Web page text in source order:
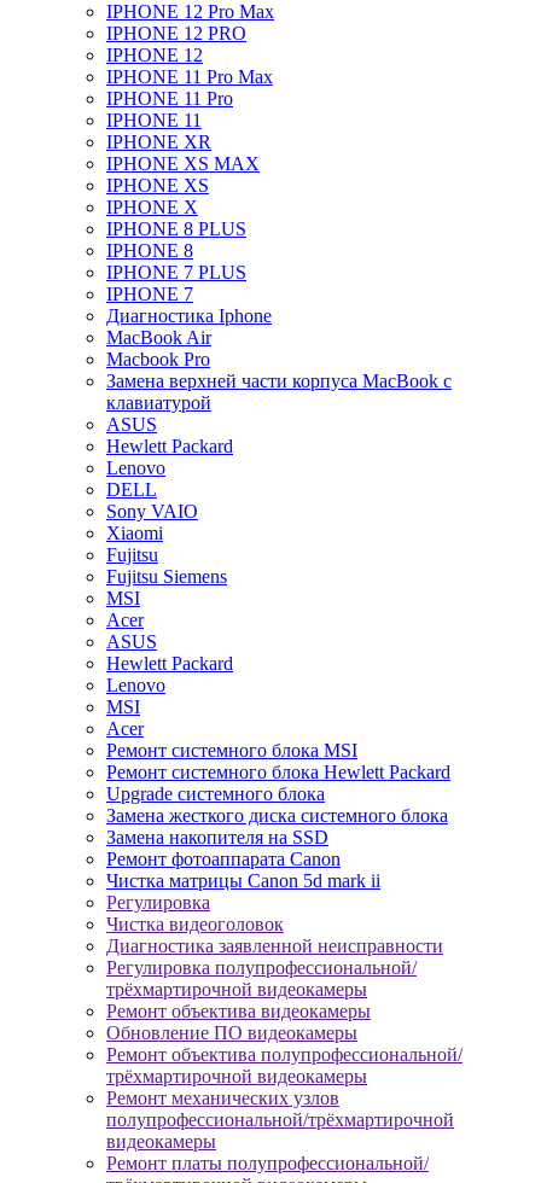
IPHONE 12 Pro Max
IPHONE 12 PRO
IPHONE 12
IPHONE 11 Pro Max
IPHONE 11 Pro
IPHONE 11
IPHONE XR
IPHONE XS MAX
IPHONE XS
IPHONE X
IPHONE 8 PLUS
IPHONE 8
IPHONE 7 PLUS
IPHONE 7
Диагностика Iphone
MacBook Air
Macbook Pro
Замена верхней части корпуса MacBook с
клавиатурой
ASUS
Hewlett Packard
Lenovo
DELL
Sony VAIO
Xiaomi
Fujitsu
Fujitsu Siemens
MSI
Acer
ASUS
Hewlett Packard
Lenovo
MSI
Acer
Ремонт системного блока MSI
Ремонт системного блока Hewlett Packard
Upgrade системного блока
Замена жесткого диска системного блока
Замена накопителя на SSD
Ремонт фотоаппарата Canon
Чистка матрицы Canon 5d mark ii
Регулировка
Чистка видеоголовок
Диагностика заявленной неисправности
Регулировка полупрофессиональной/
трёхмартирочной видеокамеры
Ремонт объектива видеокамеры
Обновление ПО видеокамеры
Ремонт объектива полупрофессиональной/
трёхмартирочной видеокамеры
Ремонт механических узлов
полупрофессиональной/трёхмартирочной
видеокамеры
Ремонт платы полупрофессиональной/